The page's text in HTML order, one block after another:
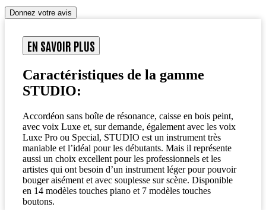
Donnez votre avis
EN SAVOIR PLUS
Caractéristiques de la gamme
STUDIO:
Accordéon sans boîte de résonance, caisse en bois peint,
avec voix Luxe et, sur demande, également avec les voix
Luxe Pro ou Special, STUDIO est un instrument très
maniable et l’idéal pour les débutants. Mais il représente
aussi un choix excellent pour les professionnels et les
artistes qui ont besoin d’un instrument léger pour pouvoir
bouger aisément et avec souplesse sur scène. Disponible
en 14 modèles touches piano et 7 modèles touches
boutons.